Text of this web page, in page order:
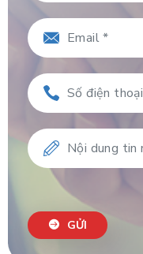
GỬI